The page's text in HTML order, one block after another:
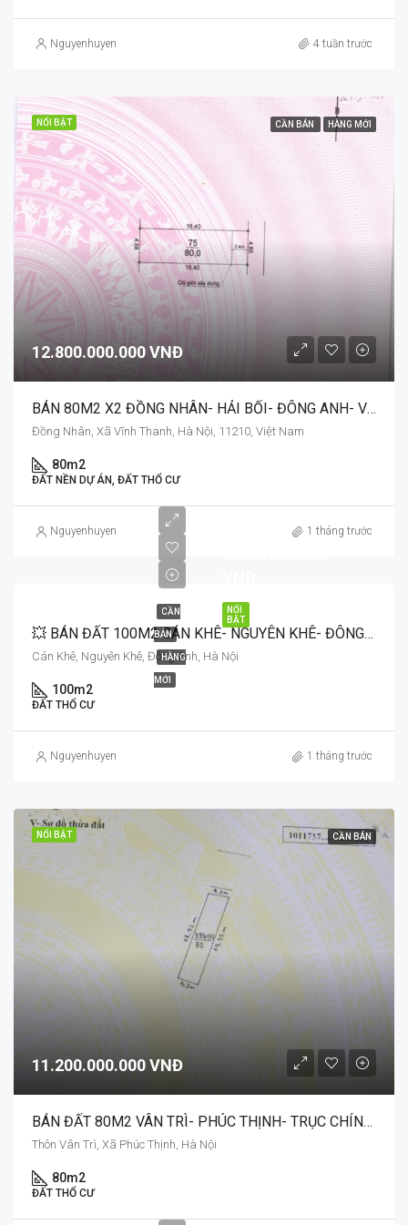
Nguyenhuyen 4 tuần trước
NỔI BẬT CẦN BÁN HÀNG MỚI
12.800.000.000 VNĐ
BÁN 80M2 X2 ĐỒNG NHÂN- HẢI BỐI- ĐÔNG ANH- VỊ TRÍ VÀNG
Đồng Nhân, Xã Vĩnh Thanh, Hà Nội, 11210, Việt Nam
80m2
ĐẤT NỀN DỰ ÁN, ĐẤT THỔ CƯ
Nguyenhuyen 1 tháng trước
NỔI
BẬT
CẦN
BÁN
HÀNG
MỚI
💥 BÁN ĐẤT 100M2 CÁN KHÊ- NGUYÊN KHÊ- ĐÔNG ANH
Cán Khê, Nguyên Khê, Đông Anh, Hà Nội
100m2
ĐẤT THỔ CƯ
Nguyenhuyen 1 tháng trước
NỔI BẬT CẦN BÁN
11.200.000.000 VNĐ
BÁN ĐẤT 80M2 VÂN TRÌ- PHÚC THỊNH- TRỤC CHÍNH MẶT BẰNG KINH DOANH
Thôn Vân Trì, Xã Phúc Thịnh, Hà Nội
80m2
ĐẤT THỔ CƯ